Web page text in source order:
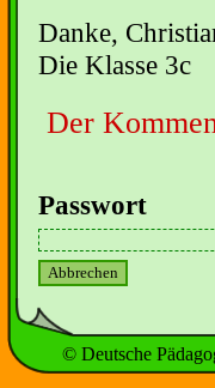
Danke,
Die Klasse 3c
Der
Passwort
© Deutsche